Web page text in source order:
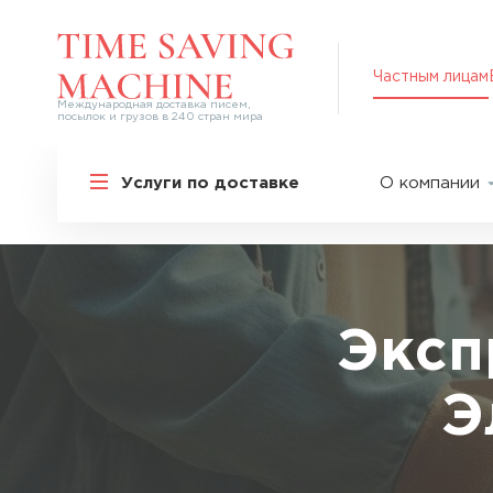
Международная доставка писем,
посылок и грузов в 240 стран мира
Частным лицам
Услуги по доставке
Международная доставка
СНГ
Экспресс-доставка в Россию
Специальные сервисы
Перевозка специальных грузов
О компании
Оплата
Вакансии
Акции